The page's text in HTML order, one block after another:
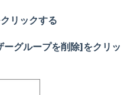
リックする
グループを削除]をクリッ